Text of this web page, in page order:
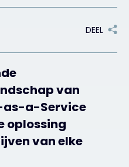
Meer informatie
op met
DEEL
van
as-a-Service
oplossing
van elke